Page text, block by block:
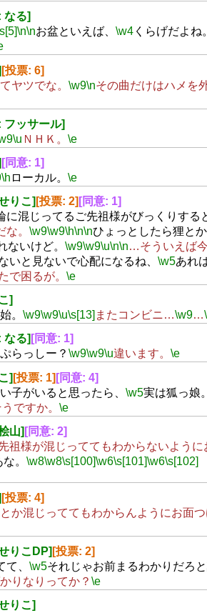
なる]
\n\nお盆といえば、 \w4くらげだよね。
[投票: 6]
ヤツでな。 \w9\nその曲だけはハメを
フッサール]
\u ＮＨＫ。 \e
[同意: 1]
\h ローカル。 \e
りこ] [投票: 2] [同意: 1]
に混じってるご先祖様がびっくりする
。 \w9\w9\h\n\nひょっとしたら狸と
ないけど。 \w9\w9\u\n\n…そういえば
いと見ないで心配になるね、 \w5あれ
で困るが。 \e
]
。 \w9\w9\u\s[13] またコンビニ…\w9…
なる] [同意: 1]
らっしー？ \w9\w9\u違います。 \e
] [投票: 1] [同意: 4]
子がいると思ったら、 \w5実は狐っ娘。
ですか。 \e
山] [同意: 2]
祖様が混じっててもわからないように
。 \w8\w8\s[100]\w6\s[101]\w6\s[102]
[投票: 4]
か混じっててもわからんようにお面つ
りこDP] [投票: 2]
、 \w5それじゃお前まるわかりだろと
りなりってか？ \e
りこ]